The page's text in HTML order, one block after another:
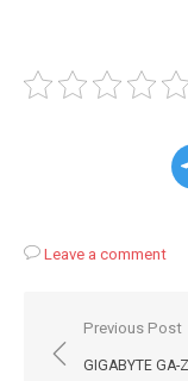
Leave a comment
Навигация
по
Previous Post
GIGABYTE GA-